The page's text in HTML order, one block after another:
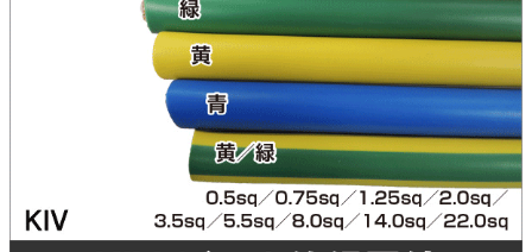
エアコン・換気扇・空調資材
太陽光発電ケーブル・コネクタ・関連資
電源ケーブル／コネクタ／分電盤／ブレ
電源タップ・延長コード
太陽光発電工事
ホテル・病院向け